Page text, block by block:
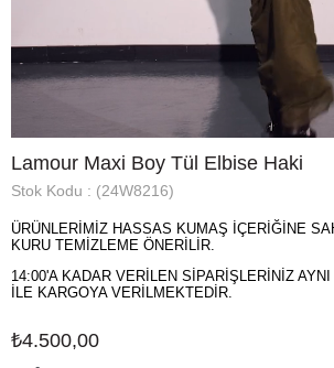
Lamour Maxi Boy Tül Elbise Haki
Stok Kodu (24W8216)
ÜRÜNLERİMİZ HASSAS KUMAŞ İÇERİĞİNE
KURU TEMİZLEME ÖNERİLİR.
14:00'A KADAR VERİLEN SİPARİŞLERİNİZ
İLE KARGOYA VERİLMEKTEDİR.
₺4.500,00